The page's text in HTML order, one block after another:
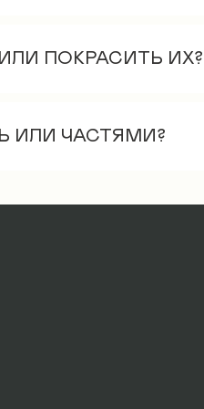
ПОКРАСИТЬ ИХ?
ИЛИ ЧАСТЯМИ?